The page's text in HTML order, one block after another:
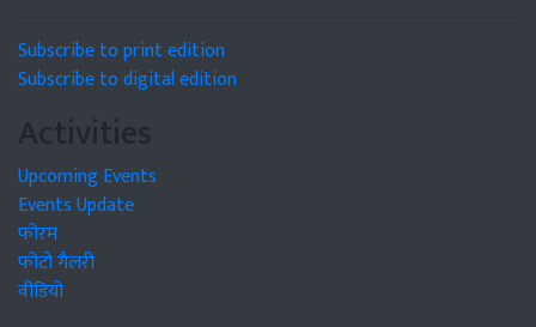
Subscribe to print edition
Subscribe to digital edition
Activities
Upcoming Events
Events Update
फोरम
फोटो गैलरी
वीडियो